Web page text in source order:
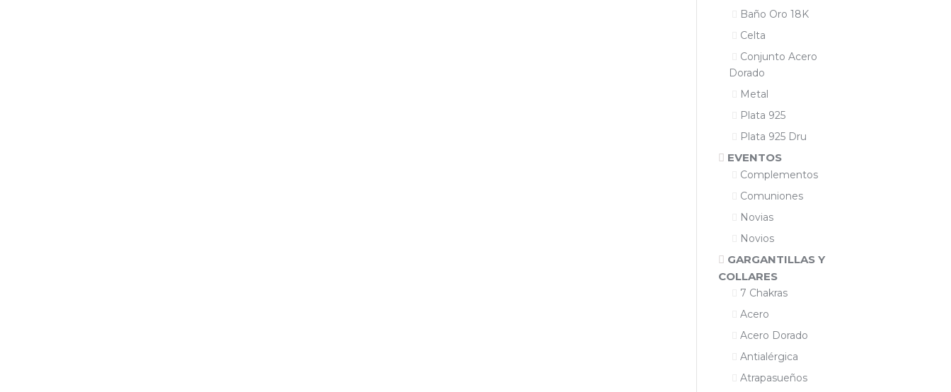
Baño Oro 18K
Celta
Conjunto Acero
Dorado
Metal
Plata 925
Plata 925 Dru
EVENTOS
Complementos
Comuniones
Novias
Novios
GARGANTILLAS Y
COLLARES
7 Chakras
Acero
Acero Dorado
Antialérgica
Atrapasueños